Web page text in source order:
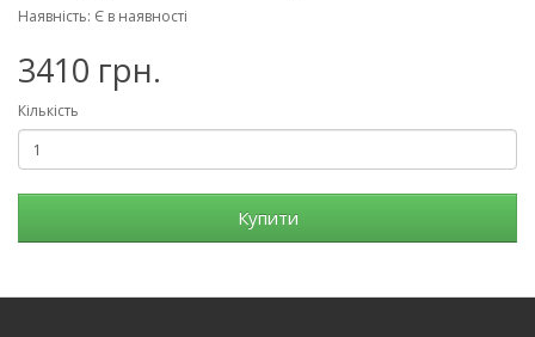
Наявність: Є в наявності
3410 грн.
Кількість
Купити